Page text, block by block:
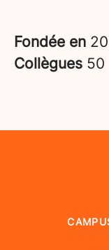
Fondée en
Collègues 50